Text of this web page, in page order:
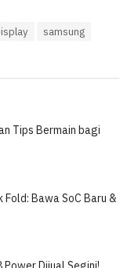
samsung
Tips Bermain bagi
Bawa SoC Baru &